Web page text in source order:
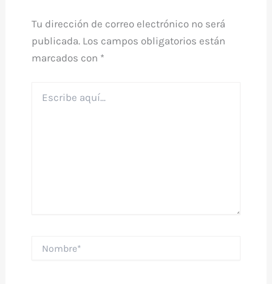
Tu dirección de correo electrónico no será
publicada. Los campos obligatorios están
marcados con *
aquí...